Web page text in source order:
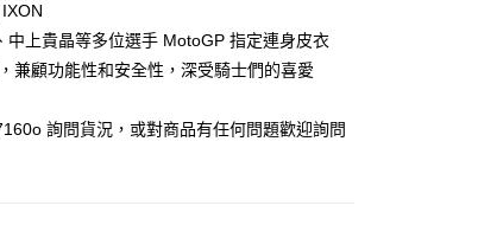
一頂以上請選宅配)
含以上)免運費
含以上)免運費
中上貴晶等多位選手 MotoGP 指定連身皮衣
兼顧功能性和安全性，深受騎士們的喜愛
詢問貨況，或對商品有任何問題歡迎詢問